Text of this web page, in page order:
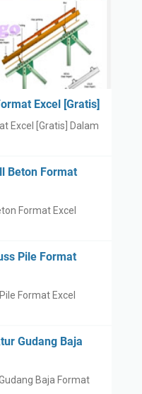
Excel [Gratis]
Excel [Gratis] Dalam
Beton Format
Format Excel
Pile Format
Format Excel
Gudang Baja
Baja Format